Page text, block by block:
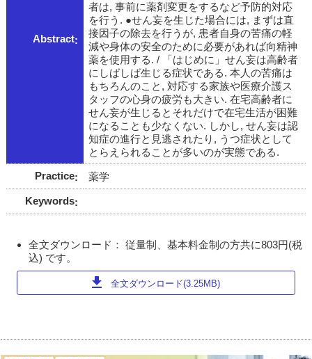
Abstract
者は, 事前に薬剤変更をするなど予防的対応
を行う. ●せん妄を生じた場合には, まずは直
接因子の除去を行うが, 患者自身の苦痛の軽
減や身体の安全のために必要があれば向精神
薬を使用する. / 「はじめに」せん妄は高齢者
にしばしば生じる症状である. 本人の苦痛は
もちろんのこと, 対応する家族や医療介護ス
タッフの心身の疲労も大きい. 在宅高齢者に
せん妄が生じるとそれだけで在宅生活が困難
になることも少なくない. しかし, せん妄は認
知症の進行と見逃されたり, うつ症状として
とらえられることが多いのが実態である.
Practice
薬学
Keywords
全文ダウンロード： 従量制、基本料金制の方共に803円(税
込) です。
download 全文ダウンロード(3.25MB)